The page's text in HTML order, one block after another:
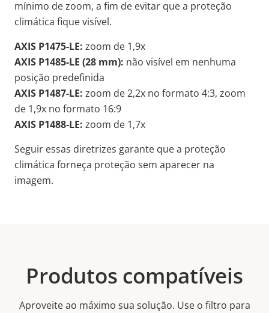
mínimo de zoom, a fim de evitar que a proteção
climática fique visível.
AXIS P1475-LE: zoom de 1,9x
AXIS P1485-LE (28 mm): não visível em nenhuma
posição predefinida
AXIS P1487-LE: zoom de 2,2x no formato 4:3, zoom
de 1,9x no formato 16:9
AXIS P1488-LE: zoom de 1,7x
Seguir essas diretrizes garante que a proteção
climática forneça proteção sem aparecer na
imagem.
Produtos compatíveis
Aproveite ao máximo sua solução. Use o filtro para